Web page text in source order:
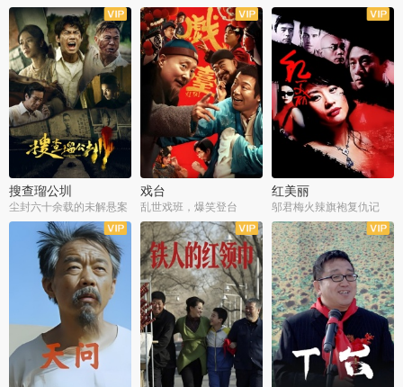
搜查瑠公圳
尘封六十余载的未解悬案
戏台
乱世戏班，爆笑登台
红美丽
邬君梅火辣旗袍复仇记